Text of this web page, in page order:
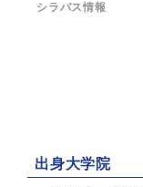
シラバス情報
出身大学院